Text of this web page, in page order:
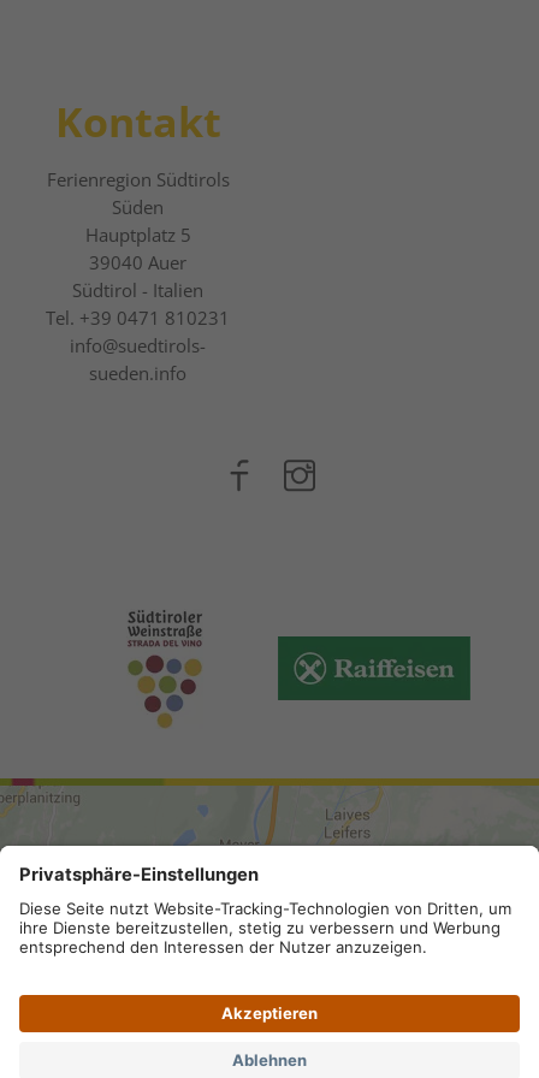
Kontakt
Ferienregion Südtirols
Süden
Hauptplatz 5
39040 Auer
Südtirol - Italien
Tel. +39 0471 810231
info@suedtirols-
sueden.info
ANREISE
Impressum . Privacy
SDI-Kodex: A4RZ960